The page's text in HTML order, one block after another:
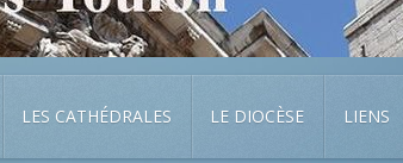
LES CATHÉDRALES LE DIOCÈSE LIENS